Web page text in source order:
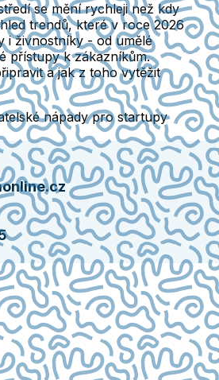
se mění rychleji než kdy
trendů, které v roce 2026
i živnostníky - od umělé
přístupy k zákazníkům.
a jak z toho vytěžit
nápady pro startupy